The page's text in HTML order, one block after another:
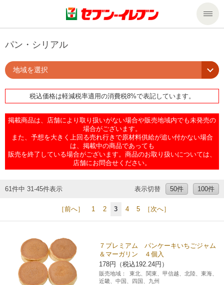
商品のご案内
商品のご案内トップ
今週の新商品
商品カテゴリ一覧
食の安全・安心への取組み
ギフト
プリペイドカード・金券
セール・キャンペーン
サービス
nanacoトップ
マルチコピー機でできることトップ
コピー
プリント
宅配便
切手・はがき・印紙
チケットサービス
セブンチケット
セブン‐イレブンでお受取り
企業情報トップ
ニュースリリース
企業理念
会社概要
私たちの取組み
サステナビリティ
サステナビリティトップ
セブン＆アイ・ホールディングスの重点課題
サステナビリティ活動基本方針
加盟店オーナー募集 物件募集・購入
アルバイト情報 採用情報
パン・シリアル
地域を選択
税込価格は軽減税率適用の消費税8%で表記しています。
掲載商品は、店舗により取り扱いがない場合や販売地域内でも未発売の
場合がございます。
また、予想を大きく上回る売れ行きで原材料供給が追い付かない場合
は、掲載中の商品であっても
販売を終了している場合がございます。商品のお取り扱いについては、
店舗にお問合せください。
61件中 31-45件表示 表示切替 50件 100件
［前へ］ 1 2 3 4 5 ［次へ］
７プレミアム パンケーキいちごジャム
＆マーガリン ４個入
178円（税込192.24円）
販売地域：
東北、関東、甲信越、北陸、東海、
近畿、中国、四国、九州